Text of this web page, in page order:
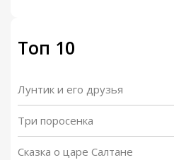
Топ 10
Лунтик и его друзья
Три поросенка
Сказка о царе Салтане